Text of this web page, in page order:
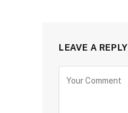
LEAVE A REPLY